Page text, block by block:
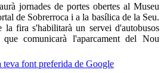
jornades de portes obertes al Museu
de Sobrerroca i a la basílica de la Seu.
la fira s'habilitarà un servei d'autobusos
comunicarà l'aparcament del Nou
teva font preferida de Google